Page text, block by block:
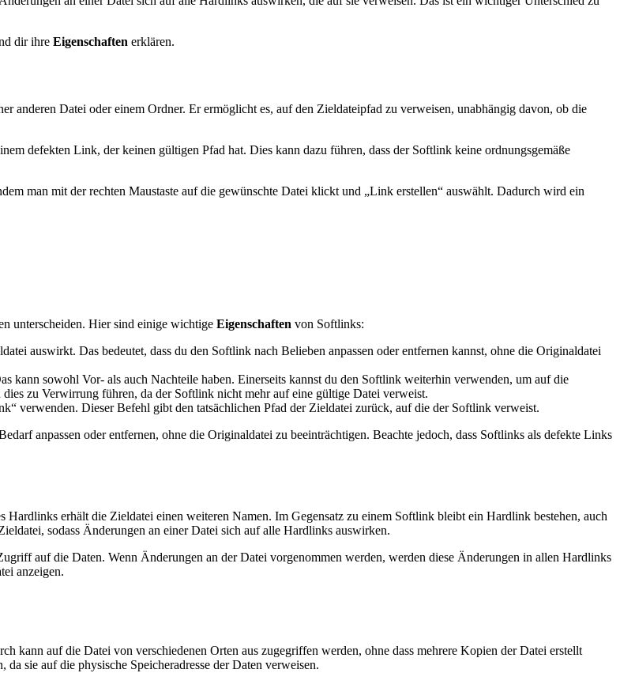
dir ihre Eigenschaften erklären.
anderen Datei oder einem Ordner. Er ermöglicht es, auf den Zieldateipfad zu verweisen, unabhängig davon, ob die
defekten Link, der keinen gültigen Pfad hat. Dies kann dazu führen, dass der Softlink keine ordnungsgemäße
man mit der rechten Maustaste auf die gewünschte Datei klickt und „Link erstellen“ auswählt. Dadurch wird ein
unterscheiden. Hier sind einige wichtige Eigenschaften von Softlinks:
auswirkt. Das bedeutet, dass du den Softlink nach Belieben anpassen oder entfernen kannst, ohne die Originaldatei
kann sowohl Vor- als auch Nachteile haben. Einerseits kannst du den Softlink weiterhin verwenden, um auf die
zu Verwirrung führen, da der Softlink nicht mehr auf eine gültige Datei verweist.
verwenden. Dieser Befehl gibt den tatsächlichen Pfad der Zieldatei zurück, auf die der Softlink verweist.
anpassen oder entfernen, ohne die Originaldatei zu beeinträchtigen. Beachte jedoch, dass Softlinks als defekte Links
Hardlinks erhält die Zieldatei einen weiteren Namen. Im Gegensatz zu einem Softlink bleibt ein Hardlink bestehen, auch
sodass Änderungen an einer Datei sich auf alle Hardlinks auswirken.
auf die Daten. Wenn Änderungen an der Datei vorgenommen werden, werden diese Änderungen in allen Hardlinks
anzeigen.
kann auf die Datei von verschiedenen Orten aus zugegriffen werden, ohne dass mehrere Kopien der Datei erstellt
sie auf die physische Speicheradresse der Daten verweisen.